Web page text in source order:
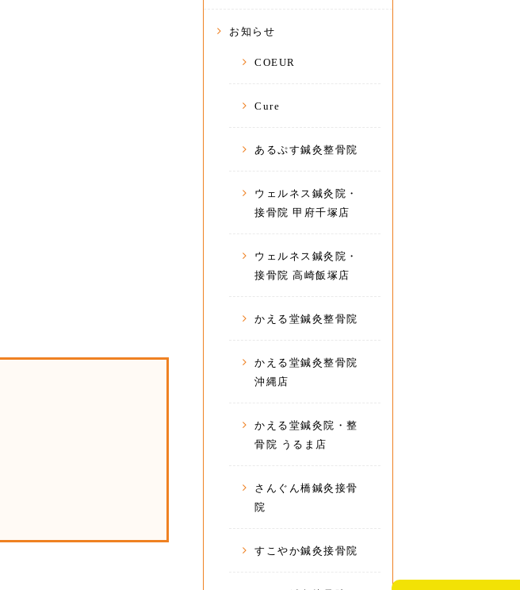
お知らせ
COEUR
Cure
あるぷす鍼灸整骨院
ウェルネス鍼灸院・
接骨院 甲府千塚店
ウェルネス鍼灸院・
接骨院 高崎飯塚店
かえる堂鍼灸整骨院
かえる堂鍼灸整骨院
沖縄店
かえる堂鍼灸院・整
骨院 うるま店
さんぐん橋鍼灸接骨
院
すこやか鍼灸接骨院